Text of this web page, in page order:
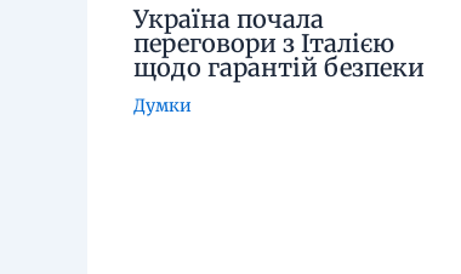
Україна почала
переговори з Італією
щодо гарантій безпеки
Думки